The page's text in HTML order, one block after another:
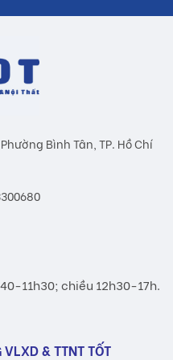
Bình Tân, TP. Hồ Chí
11h30; chiều 12h30-17h.
VLXD & TTNT TỐT